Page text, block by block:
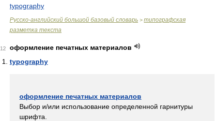
typography
Русско-английский большой базовый словарь > типографская
разметка текста
12
оформление печатных материалов
typography
оформление печатных материалов
Выбор и/или использование определенной гарнитуры
шрифта.